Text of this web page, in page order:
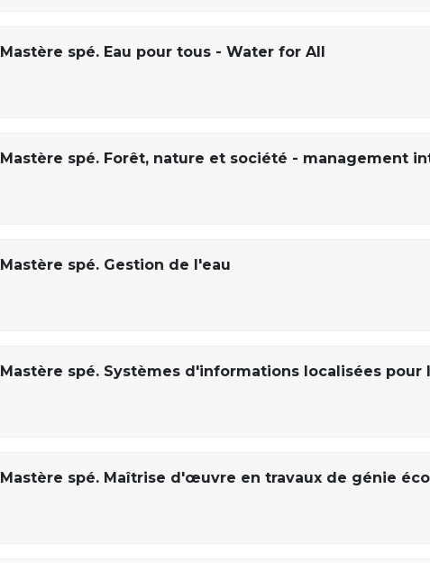
Mastère spé. Eau pour tous - Water for All
Mastère spé. Forêt, nature et société - management
Mastère spé. Gestion de l'eau
Mastère spé. Systèmes d'informations localisées
Mastère spé. Maîtrise d'œuvre en travaux de génie